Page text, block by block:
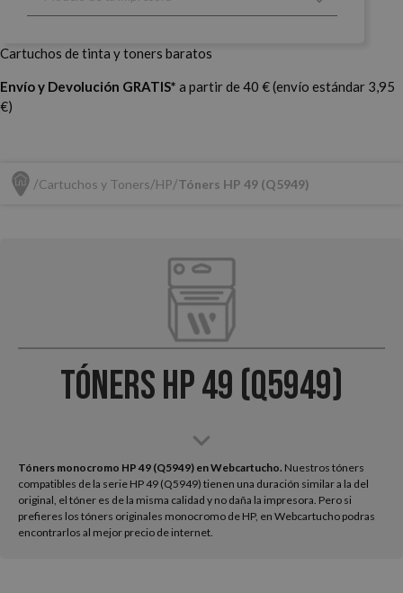
Cartuchos de tinta y toners baratos
Envío y Devolución GRATIS* a partir de 40 € (envío estándar 3,95
€)
Cartuchos y Toners HP Tóners HP 49 (Q5949)
Tóners HP 49 (Q5949)
Tóners monocromo HP 49 (Q5949) en Webcartucho. Nuestros tóners
compatibles de la serie HP 49 (Q5949) tienen una duración similar a la del
original, el tóner es de la misma calidad y no daña la impresora. Pero si
prefieres los tóners originales monocromo de HP, en Webcartucho podras
encontrarlos al mejor precio de internet.